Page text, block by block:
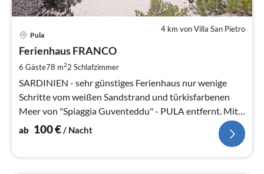
4 km von Villa San Pietro
Pula
Ferienhaus FRANCO
6 Gäste78 m22 Schlafzimmer
SARDINIEN - sehr günstiges Ferienhaus nur wenige
Schritte vom weißen Sandstrand und türkisfarbenen
Meer von "Spiaggia Guventeddu" - PULA entfernt. Mit
WIFI-Internet.
ab 100€/ Nacht